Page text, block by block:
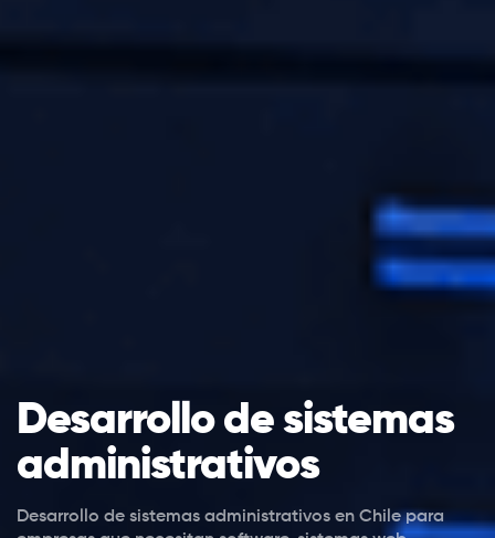
Desarrollo de sistemas
administrativos
Desarrollo de sistemas administrativos en Chile para